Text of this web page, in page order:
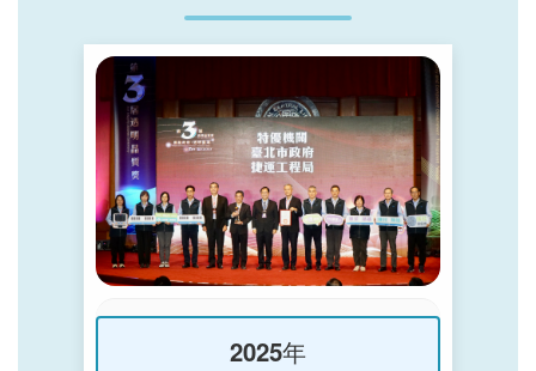
2025年